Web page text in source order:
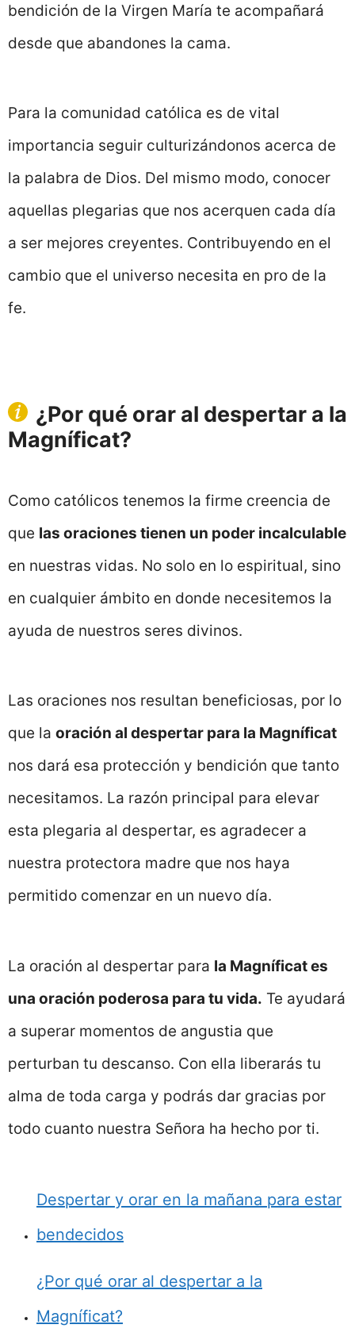
bendición de la Virgen María te acompañará
desde que abandones la cama.
Para la comunidad católica es de vital
importancia seguir culturizándonos acerca de
la palabra de Dios. Del mismo modo, conocer
aquellas plegarias que nos acerquen cada día
a ser mejores creyentes. Contribuyendo en el
cambio que el universo necesita en pro de la
fe.
¿Por qué orar al despertar a la
Magníficat?
Como católicos tenemos la firme creencia de
que las oraciones tienen un poder incalculable
en nuestras vidas. No solo en lo espiritual, sino
en cualquier ámbito en donde necesitemos la
ayuda de nuestros seres divinos.
Las oraciones nos resultan beneficiosas, por lo
que la oración al despertar para la Magníficat
nos dará esa protección y bendición que tanto
necesitamos. La razón principal para elevar
esta plegaria al despertar, es agradecer a
nuestra protectora madre que nos haya
permitido comenzar en un nuevo día.
La oración al despertar para la Magníficat es
una oración poderosa para tu vida. Te ayudará
a superar momentos de angustia que
perturban tu descanso. Con ella liberarás tu
alma de toda carga y podrás dar gracias por
todo cuanto nuestra Señora ha hecho por ti.
Despertar y orar en la mañana para estar
bendecidos
¿Por qué orar al despertar a la
Magníficat?